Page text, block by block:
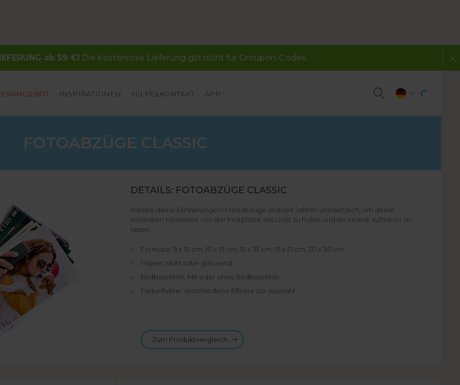
ab 59 €! Die kostenlose Lieferung gilt nicht für Groupon-Codes.
INSPIRATIONEN HILFE&KONTAKT APP
FOTOABZÜGE CLASSIC
DETAILS: FOTOABZÜGE CLASSIC
Wecke deine Erinnerungen! Fotoabzüge sind seit Jahren unersetzlich, um deine
schönsten Momente von der Festplatte ans Licht zu holen und sie erneut aufleben zu
lassen.
Formate: 9 x 13 cm, 10 x 15 cm, 13 x 18 cm, 15 x 21 cm, 20 x 30 cm
Papier: Matt oder glänzend
Bildbeschnitt: Mit oder ohne Bildbeschnitt
Farbeffekte: Verschiedene Effekte zur Auswahl
Zum Produktvergleich